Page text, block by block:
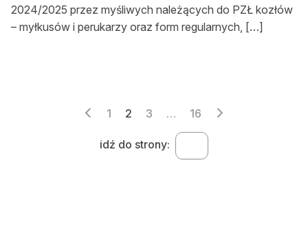
2024/2025 przez myśliwych należących do PZŁ kozłów
– myłkusów i perukarzy oraz form regularnych, […]
Stronicowanie
1 2 3 … 16
idź do strony: